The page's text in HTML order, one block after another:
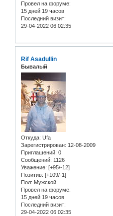
Провел на форуме:
15 дней 19 часов
Последний визит:
29-04-2022 06:02:35
Rif Asadullin
Бывалый
Откуда: Ufa
Зарегистрирован: 12-08-2009
Приглашений: 0
Сообщений: 1126
Уважение: [+95/-12]
Позитив: [+109/-1]
Пол: Мужской
Провел на форуме:
15 дней 19 часов
Последний визит:
29-04-2022 06:02:35